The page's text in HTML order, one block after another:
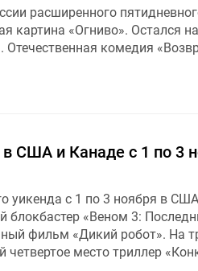
расширенного
картина «Огниво». Остался
комедия
США и Канаде с 1 по 3
уикенда с 1 по 3 ноября в
блокбастер «Веном 3:
фильм «Дикий робот». На
четвертое место триллер